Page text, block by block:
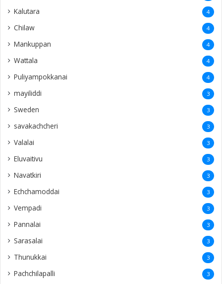
Kalutara 4
Chilaw 4
Mankuppan 4
Wattala 4
Puliyampokkanai 4
mayiliddi 3
Sweden 3
savakachcheri 3
Valalai 3
Eluvaitivu 3
Navatkiri 3
Echchamoddai 3
Vempadi 3
Pannalai 3
Sarasalai 3
Thunukkai 3
Pachchilapalli 3